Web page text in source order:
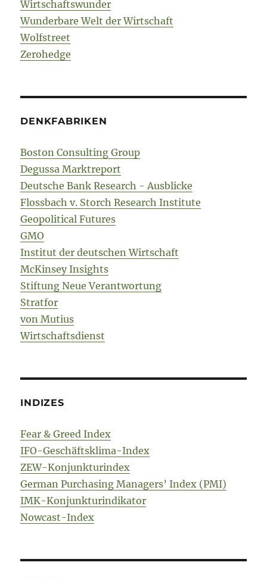
Wirtschaftswunder
Wunderbare Welt der Wirtschaft
Wolfstreet
Zerohedge
DENKFABRIKEN
Boston Consulting Group
Degussa Marktreport
Deutsche Bank Research - Ausblicke
Flossbach v. Storch Research Institute
Geopolitical Futures
GMO
Institut der deutschen Wirtschaft
McKinsey Insights
Stiftung Neue Verantwortung
Stratfor
von Mutius
Wirtschaftsdienst
INDIZES
Fear & Greed Index
IFO-Geschäftsklima-Index
ZEW-Konjunkturindex
German Purchasing Managers’ Index (PMI)
IMK-Konjunkturindikator
Nowcast-Index